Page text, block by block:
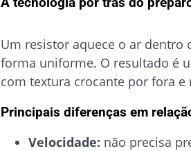
Um resistor aquece o ar dentro
forma uniforme. O resultado é
com textura crocante por fora
Principais diferenças em
Velocidade: não precisa